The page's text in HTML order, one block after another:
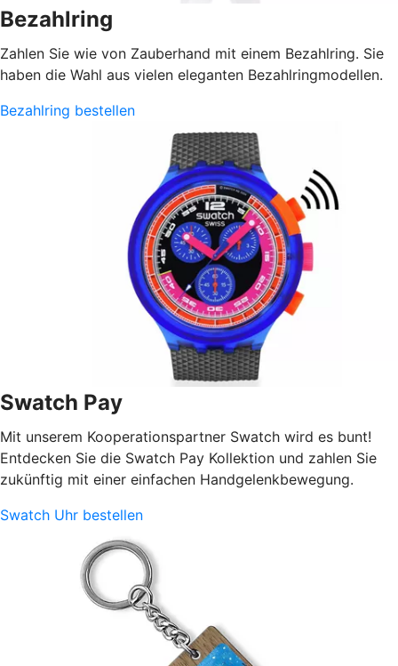
Bezahlring
Zahlen Sie wie von Zauberhand mit einem Bezahlring. Sie
haben die Wahl aus vielen eleganten Bezahlringmodellen.
Bezahlring bestellen
Swatch Pay
Mit unserem Kooperationspartner Swatch wird es bunt!
Entdecken Sie die Swatch Pay Kollektion und zahlen Sie
zukünftig mit einer einfachen Handgelenkbewegung.
Swatch Uhr bestellen